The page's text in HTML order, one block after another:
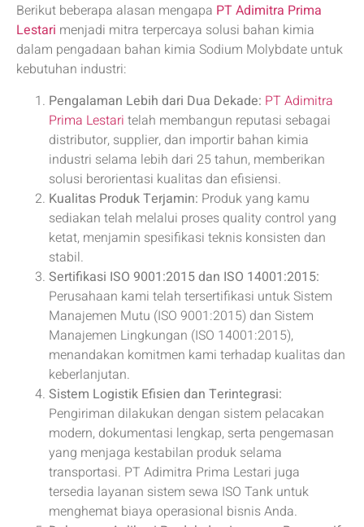
Berikut beberapa alasan mengapa PT Adimitra Prima
Lestari menjadi mitra terpercaya solusi bahan kimia
dalam pengadaan bahan kimia Sodium Molybdate untuk
kebutuhan industri:
Pengalaman Lebih dari Dua Dekade: PT Adimitra
Prima Lestari telah membangun reputasi sebagai
distributor, supplier, dan importir bahan kimia
industri selama lebih dari 25 tahun, memberikan
solusi berorientasi kualitas dan efisiensi.
Kualitas Produk Terjamin: Produk yang kamu
sediakan telah melalui proses quality control yang
ketat, menjamin spesifikasi teknis konsisten dan
stabil.
Sertifikasi ISO 9001:2015 dan ISO 14001:2015:
Perusahaan kami telah tersertifikasi untuk Sistem
Manajemen Mutu (ISO 9001:2015) dan Sistem
Manajemen Lingkungan (ISO 14001:2015),
menandakan komitmen kami terhadap kualitas dan
keberlanjutan.
Sistem Logistik Efisien dan Terintegrasi:
Pengiriman dilakukan dengan sistem pelacakan
modern, dokumentasi lengkap, serta pengemasan
yang menjaga kestabilan produk selama
transportasi. PT Adimitra Prima Lestari juga
tersedia layanan sistem sewa ISO Tank untuk
menghemat biaya operasional bisnis Anda.